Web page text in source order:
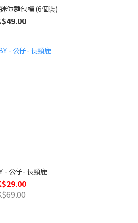
你麵包模 (6個裝)
- 公仔- 長頸鹿